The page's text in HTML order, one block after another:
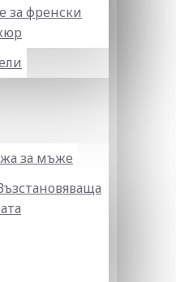
за френски
за мъже